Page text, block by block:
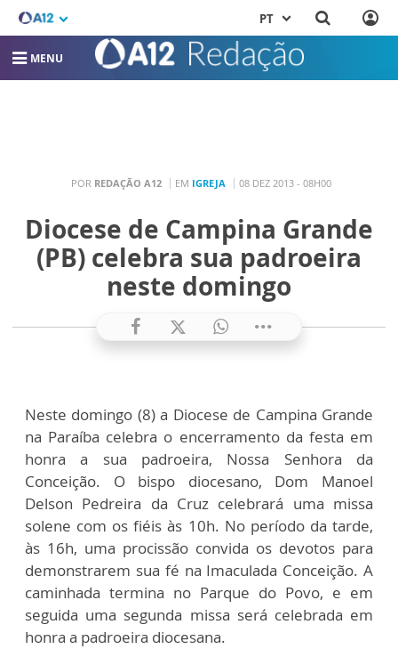
PT
MENU
POR REDAÇÃO A12 EM IGREJA 08 DEZ 2013 - 08H00
Diocese de Campina Grande
(PB) celebra sua padroeira
neste domingo
Neste domingo (8) a Diocese de Campina Grande
na Paraíba celebra o encerramento da festa em
honra a sua padroeira, Nossa Senhora da
Conceição. O bispo diocesano, Dom Manoel
Delson Pedreira da Cruz celebrará uma missa
solene com os fiéis às 10h. No período da tarde,
às 16h, uma procissão convida os devotos para
demonstrarem sua fé na Imaculada Conceição. A
caminhada termina no Parque do Povo, e em
seguida uma segunda missa será celebrada em
honra a padroeira diocesana.